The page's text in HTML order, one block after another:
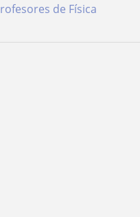
Profesores de Física